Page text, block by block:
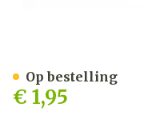
€ 1,95
Op bestelling